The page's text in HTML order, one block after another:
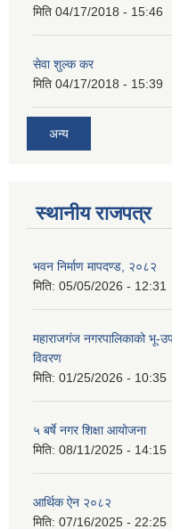
मिति 04/17/2018 - 15:46
सेवा शुल्क कर
मिति 04/17/2018 - 15:39
अन्य
स्थानीय राजपत्र
भवन निर्माण मापदण्ड, २०८२
मिति: 05/05/2026 - 12:31
महाराजगंज नगरपालिकाको भू-
विवरण
मिति: 01/25/2026 - 10:35
५ बर्षे नगर शिक्षा आयोजना
मिति: 08/11/2025 - 14:15
आर्थिक ऐन २०८२
मिति: 07/16/2025 - 22:25